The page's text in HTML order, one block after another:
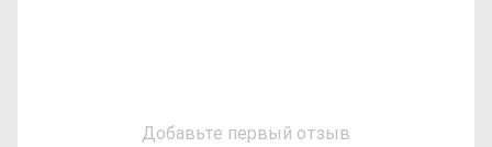
Добавьте первый отзыв